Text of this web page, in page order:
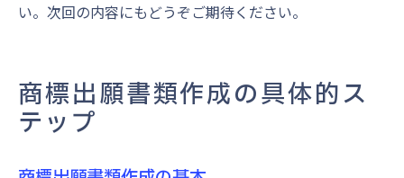
い。次回の内容にもどうぞご期待ください。
商標出願書類作成の具体的ス
テップ